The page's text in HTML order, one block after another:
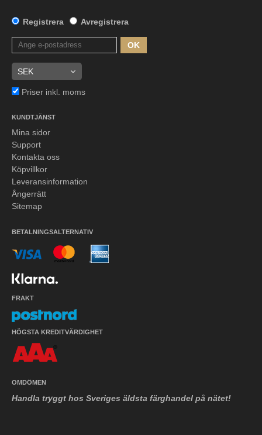
Registrera Avregistrera
OK
Priser inkl. moms
KUNDTJÄNST
Mina sidor
Support
Kontakta oss
Köpvillkor
Leveransinformation
Ångerrätt
Sitemap
BETALNINGSALTERNATIV
FRAKT
HÖGSTA KREDITVÄRDIGHET
OMDÖMEN
Handla tryggt hos Sveriges äldsta färghandel på nätet!